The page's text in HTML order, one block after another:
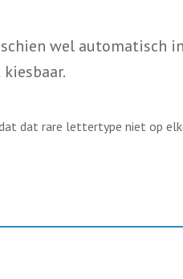
wel automatisch
dat rare lettertype niet op